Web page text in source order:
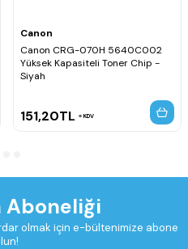
Canon
Canon CRG-070H 5640C002
Yüksek Kapasiteli Toner Chip -
Siyah
151,20TL KDV
Aboneliği
olmak için e-bültenimize abone